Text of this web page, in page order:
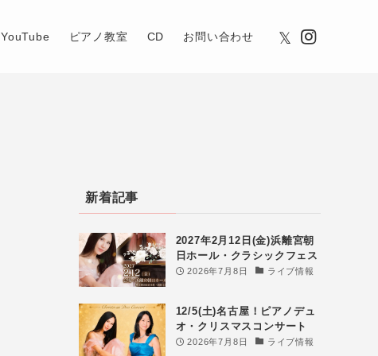
YouTube ピアノ教室 CD お問い合わせ
新着記事
2027年2月12日(金)浜離宮朝
日ホール・クラシックフェス
2026年7月8日 ライブ情報
12/5(土)名古屋！ピアノデュ
オ・クリスマスコンサート
2026年7月8日 ライブ情報